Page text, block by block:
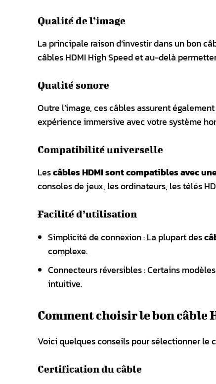
Qualité de l’image
La principale raison d’investir dans un bon
câbles HDMI High Speed et au-delà
Qualité sonore
Outre l’image, ces câbles assurent
expérience immersive avec votre système
Compatibilité universelle
Lescâbles HDMI sont compatibles avec
consoles de jeux, les ordinateurs, les télés
Facilité d’utilisation
Simplicité de connexion : La plupart des
complexe.
Connecteurs réversibles : Certains
intuitive.
Comment choisir le bon câble
Voici quelques conseils pour sélectionner le
Certification du câble